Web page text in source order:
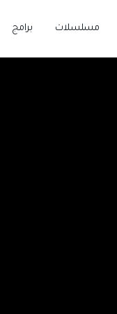
مسلسلات برامج